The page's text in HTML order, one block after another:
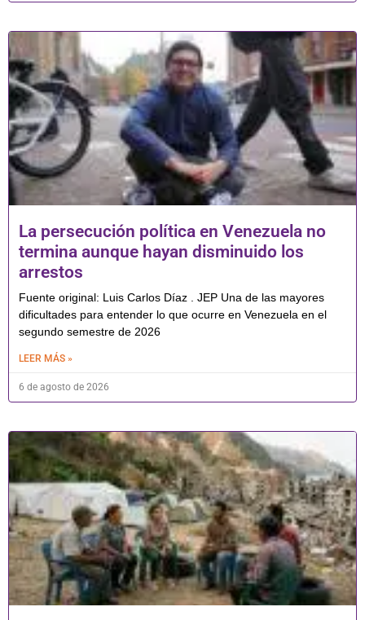
La persecución política en Venezuela no
termina aunque hayan disminuido los
arrestos
Fuente original: Luis Carlos Díaz . JEP Una de las mayores
dificultades para entender lo que ocurre en Venezuela en el
segundo semestre de 2026
LEER MÁS »
6 de agosto de 2026